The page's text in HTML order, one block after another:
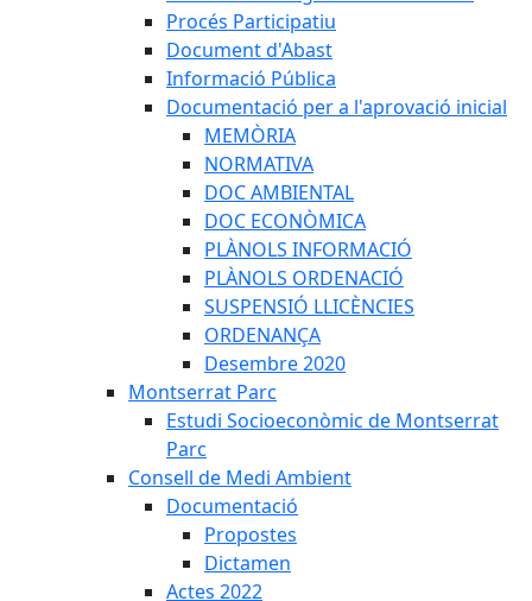
Procés Participatiu
Document d'Abast
Informació Pública
Documentació per a l'aprovació inicial
MEMÒRIA
NORMATIVA
DOC AMBIENTAL
DOC ECONÒMICA
PLÀNOLS INFORMACIÓ
PLÀNOLS ORDENACIÓ
SUSPENSIÓ LLICÈNCIES
ORDENANÇA
Desembre 2020
Montserrat Parc
Estudi Socioeconòmic de Montserrat
Parc
Consell de Medi Ambient
Documentació
Propostes
Dictamen
Actes 2022